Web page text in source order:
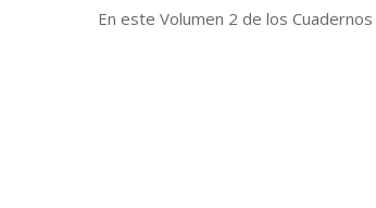
En este Volumen 2 de los